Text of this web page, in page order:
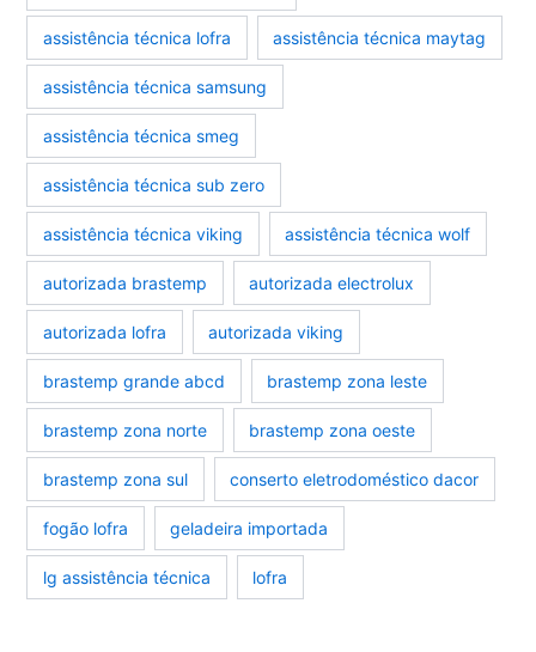
assistência técnica lofra assistência técnica maytag
assistência técnica samsung
assistência técnica smeg
assistência técnica sub zero
assistência técnica viking assistência técnica wolf
autorizada brastemp autorizada electrolux
autorizada lofra autorizada viking
brastemp grande abcd brastemp zona leste
brastemp zona norte brastemp zona oeste
brastemp zona sul conserto eletrodoméstico dacor
fogão lofra geladeira importada
lg assistência técnica lofra